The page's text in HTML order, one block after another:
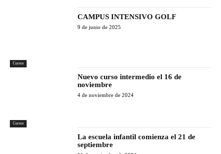
Cursos
CAMPUS INTENSIVO GOLF
9 de junio de 2025
Cursos
Nuevo curso intermedio el 16 de
noviembre
4 de noviembre de 2024
La escuela infantil comienza el 21 de
septiembre